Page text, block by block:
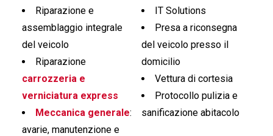
Riparazione e
assemblaggio integrale
del veicolo
Riparazione
carrozzeria e
verniciatura express
Meccanica generale:
avarie, manutenzione e
IT Solutions
Presa a riconsegna
del veicolo presso il
domicilio
Vettura di cortesia
Protocollo pulizia e
sanificazione abitacolo